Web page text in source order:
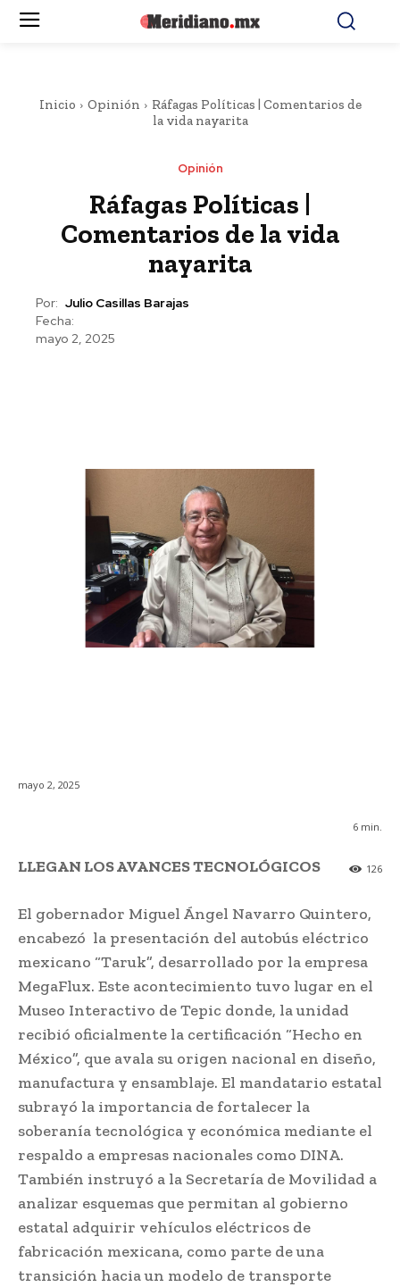
Inicio Opinión
Ráfagas Políticas | Comentarios de
la vida nayarita
Opinión
Ráfagas Políticas |
Comentarios de la vida
nayarita
Por: Julio Casillas Barajas
Fecha:
mayo 2, 2025
mayo 2, 2025
6 min.
126
LLEGAN LOS AVANCES TECNOLÓGICOS
El gobernador Miguel Ángel Navarro Quintero,
encabezó la presentación del autobús eléctrico
mexicano “Taruk”, desarrollado por la empresa
MegaFlux. Este acontecimiento tuvo lugar en el
Museo Interactivo de Tepic donde, la unidad
recibió oficialmente la certificación “Hecho en
México”, que avala su origen nacional en diseño,
manufactura y ensamblaje. El mandatario estatal
subrayó la importancia de fortalecer la
soberanía tecnológica y económica mediante el
respaldo a empresas nacionales como DINA.
También instruyó a la Secretaría de Movilidad a
analizar esquemas que permitan al gobierno
estatal adquirir vehículos eléctricos de
fabricación mexicana, como parte de una
transición hacia un modelo de transporte